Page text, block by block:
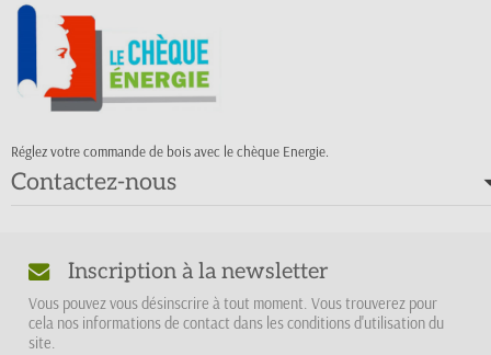
Réglez votre commande de bois avec le chèque Energie.
Contactez-nous
Inscription à la newsletter
Vous pouvez vous désinscrire à tout moment. Vous trouverez pour
cela nos informations de contact dans les conditions d'utilisation du
site.